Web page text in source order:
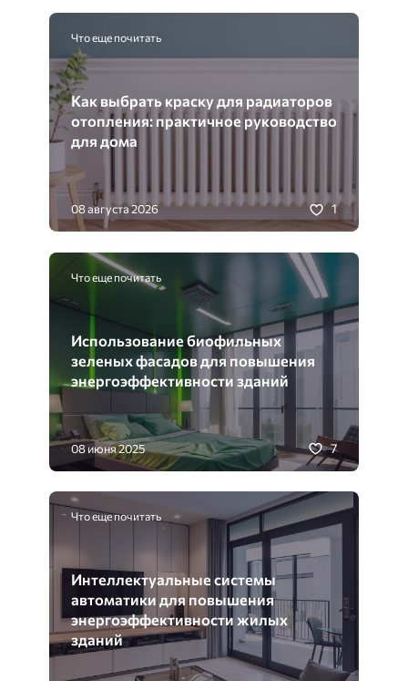
Что еще почитать
Как выбрать краску для радиаторов
отопления: практичное руководство
для дома
08 августа 2026 1
Что еще почитать
Использование биофильных
зеленых фасадов для повышения
энергоэффективности зданий
08 июня 2025 7
Что еще почитать
Интеллектуальные системы
автоматики для повышения
энергоэффективности жилых
зданий